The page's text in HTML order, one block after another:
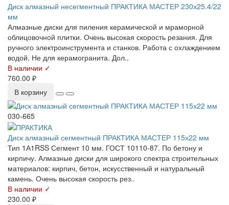
Диск алмазный несегментный ПРАКТИКА МАСТЕР 230х25.4/22
мм
Алмазные диски для пиления керамической и мраморной
облицовочной плитки. Очень высокая скорость резания. Для
ручного электроинструмента и станков. Работа с охлаждением
водой. Не для керамогранита. Дол..
В наличии ✓
760.00 ₽
В корзину
030-665
Диск алмазный сегментный ПРАКТИКА МАСТЕР 115х22 мм
Тип 1А1RSS Сегмент 10 мм. ГОСТ 10110-87. По бетону и
кирпичу. Алмазные диски для широкого спектра строительных
материалов: кирпич, бетон, искусственный и натуральный
камень. Очень высокая скорость рез..
В наличии ✓
230.00 ₽